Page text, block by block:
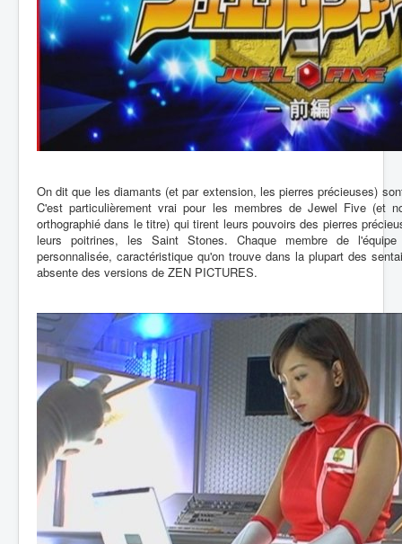
On dit que les diamants (et par extension, les pierres précieuses)
C'est particulièrement vrai pour les membres de Jewel Five (et
orthographié dans le titre) qui tirent leurs pouvoirs des pierres
leurs poitrines, les Saint Stones. Chaque membre de
personnalisée, caractéristique qu'on trouve dans la plupart des
absente des versions de ZEN PICTURES.